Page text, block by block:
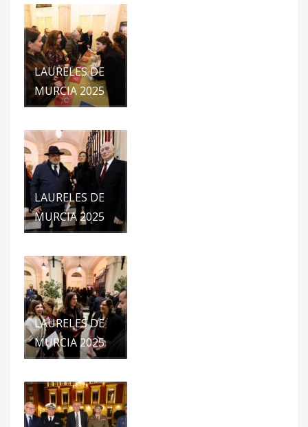
LAURELES DE
MURCIA 2025
LAURELES DE
MURCIA 2025
LAURELES DE
MURCIA 2025